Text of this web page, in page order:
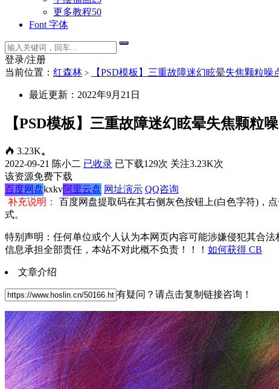
更多教程50
Font 字体
登录/注册
当前位置： 红森林 > 【PSD模板】三重故障迷幻眩晕失焦颗粒噪
最近更新：2022年9月21日
【PSD模板】三重故障迷幻眩晕失焦颗粒
3.23K。
2022-09-21 陈小二 已收录 已下载129次 关注3.23K次
该资源免费下载
百度网盘kxkv阿里云盘 网址演示 QQ咨询
补充说明：
百度网盘提取码在其右侧灰色按钮上(白色字符)，
式。
特别声明：任何单位或个人认为本网页内容可能涉嫌侵犯其合
信息承担全部责任，本站不对此概不负责！！！ 如何获得 CB
文章介绍
有疑问？请点击复制链接咨询！